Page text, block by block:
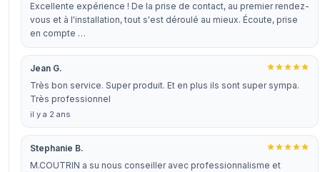
Excellente expérience ! De la prise de contact, au premier rendez-
vous et à l'installation, tout s'est déroulé au mieux. Écoute, prise
en compte …
Jean G.
Très bon service. Super produit. Et en plus ils sont super sympa.
Très professionnel
il y a 2 ans
Stephanie B.
M.COUTRIN a su nous conseiller avec professionnalisme et